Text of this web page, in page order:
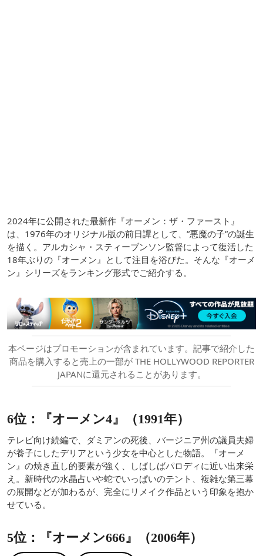
2024年に公開された最新作『オーメン：ザ・ファースト』
は、1976年のオリジナル版の前日譚として、”悪魔の子”の誕生
を描く。アルカシャ・スティーブンソン監督によって復活した
18年ぶりの『オーメン』として注目を浴びた。そんな『オーメ
ン』シリーズをランキング形式でご紹介する。
本ページはプロモーションが含まれています。記事で紹介した
商品を購入すると売上の一部が THE HOLLYWOOD REPORTER
JAPANに還元されることがあります。
6位：『オーメン4』（1991年）
テレビ向け続編で、ダミアンの死後、バージニア州の議員夫婦
が養子にしたデリアという少女を中心とした物語。『オーメ
ン』の焼き直し的要素が強く、しばしばパロディに近い出来栄
え。新時代の水晶占いや蛇でいっぱいのテント、複雑な第三幕
の展開などが加わるが、完全にリメイク作品という印象を抱か
せている。
5位：『オーメン666』（2006年）